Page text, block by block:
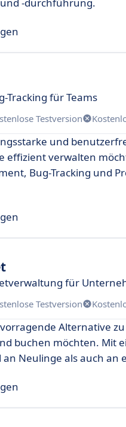
Tracking für Teams
Testversion
und
effizient verwalten
Bug-Tracking und
für
Testversion
Alternative
buchen möchten.
an Neulinge als auch